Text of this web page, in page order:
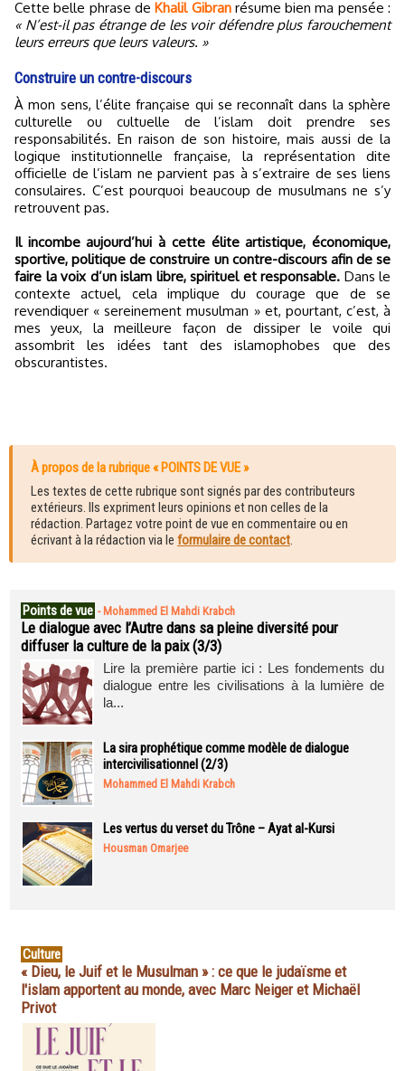
Cette belle phrase de Khalil Gibranrésume bien ma pensée :
« N’est-il pas étrange de les voir défendre plus farouchement
leurs erreurs que leurs valeurs. »
Construire un contre-discours
À mon sens, l’élite française qui se reconnaît dans la sphère
culturelle ou cultuelle de l’islam doit prendre ses
responsabilités. En raison de son histoire, mais aussi de la
logique institutionnelle française, la représentation dite
officielle de l’islam ne parvient pas à s’extraire de ses liens
consulaires. C’est pourquoi beaucoup de musulmans ne s’y
retrouvent pas.
Il incombe aujourd’hui à cette élite artistique, économique,
sportive, politique de construire un contre-discours afin de se
faire la voix d’un islam libre, spirituel et responsable. Dans le
contexte actuel, cela implique du courage que de se
revendiquer « sereinement musulman » et, pourtant, c’est, à
mes yeux, la meilleure façon de dissiper le voile qui
assombrit les idées tant des islamophobes que des
obscurantistes.
À propos de la rubrique « POINTS DE VUE »
Les textes de cette rubrique sont signés par des contributeurs
extérieurs. Ils expriment leurs opinions et non celles de la
rédaction. Partagez votre point de vue en commentaire ou en
écrivant à la rédaction via le formulaire de contact.
Points de vue - Mohammed El Mahdi Krabch
Le dialogue avec l’Autre dans sa pleine diversité pour
diffuser la culture de la paix (3/3)
Lire la première partie ici : Les fondements du
dialogue entre les civilisations à la lumière de
la...
La sira prophétique comme modèle de dialogue
intercivilisationnel (2/3)
Mohammed El Mahdi Krabch
Les vertus du verset du Trône – Ayat al-Kursi
Housman Omarjee
Culture
« Dieu, le Juif et le Musulman » : ce que le judaïsme et
l'islam apportent au monde, avec Marc Neiger et Michaël
Privot